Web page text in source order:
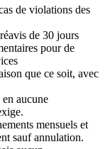
de violations des
de 30 jours
pour de
que ce soit, avec
aucune
mensuels et
sauf annulation.